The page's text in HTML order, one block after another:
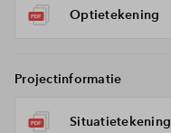
Optietekening
Projectinformatie
Situatietekening